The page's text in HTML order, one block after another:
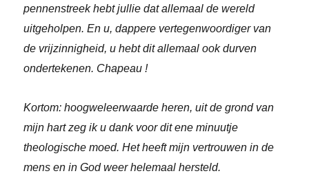
pennenstreek hebt jullie dat allemaal de wereld
uitgeholpen. En u, dappere vertegenwoordiger van
de vrijzinnigheid, u hebt dit allemaal ook durven
ondertekenen. Chapeau !
Kortom: hoogweleerwaarde heren, uit de grond van
mijn hart zeg ik u dank voor dit ene minuutje
theologische moed. Het heeft mijn vertrouwen in de
mens en in God weer helemaal hersteld.